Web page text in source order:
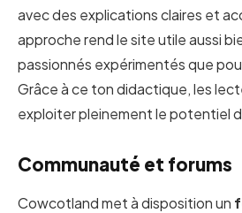
avec des explications claires et
approche rend le site utile aussi
passionnés expérimentés que
Grâce à ce ton didactique, les
exploiter pleinement le potentiel
Communauté et forums
Cowcotland met à disposition un